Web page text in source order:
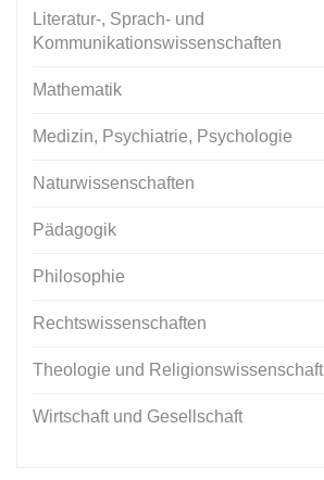
Literatur-, Sprach- und
Kommunikationswissenschaften
Mathematik
Medizin, Psychiatrie, Psychologie
Naturwissenschaften
Pädagogik
Philosophie
Rechtswissenschaften
Theologie und Religionswissenschaft
Wirtschaft und Gesellschaft